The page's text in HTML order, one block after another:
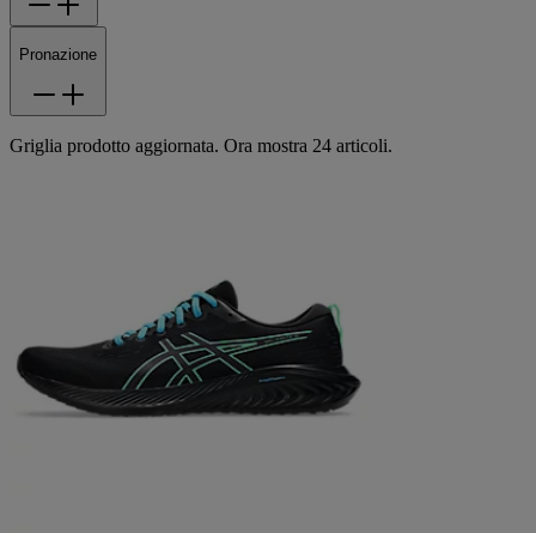
Pronazione
Griglia prodotto aggiornata. Ora mostra 24 articoli.